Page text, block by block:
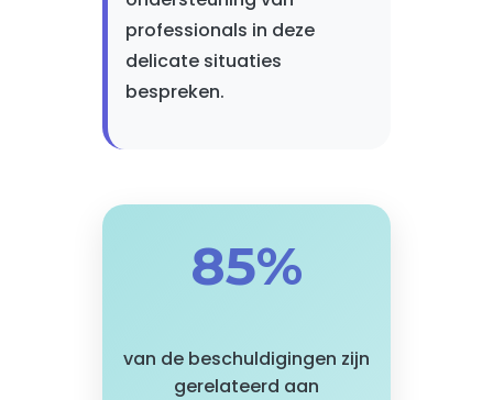
professionals in deze
delicate situaties
bespreken.
85%
van de beschuldigingen zijn
gerelateerd aan